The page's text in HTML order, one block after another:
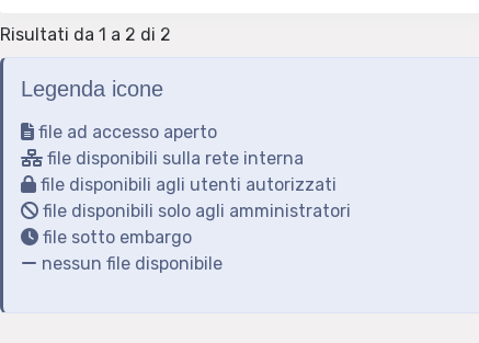
Risultati da 1 a 2 di 2
Legenda icone
file ad accesso aperto
file disponibili sulla rete interna
file disponibili agli utenti autorizzati
file disponibili solo agli amministratori
file sotto embargo
nessun file disponibile